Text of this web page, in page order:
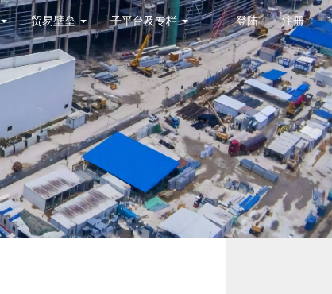
登陆 注册
贸易壁垒 子平台及专栏